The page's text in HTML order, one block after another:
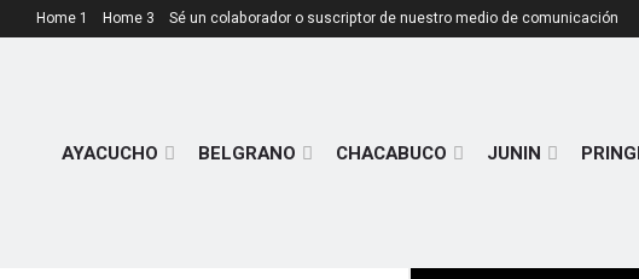
Home 1 Home 3 Sé un colaborador o suscriptor de nuestro medio de comunicación
AYACUCHO BELGRANO CHACABUCO JUNIN